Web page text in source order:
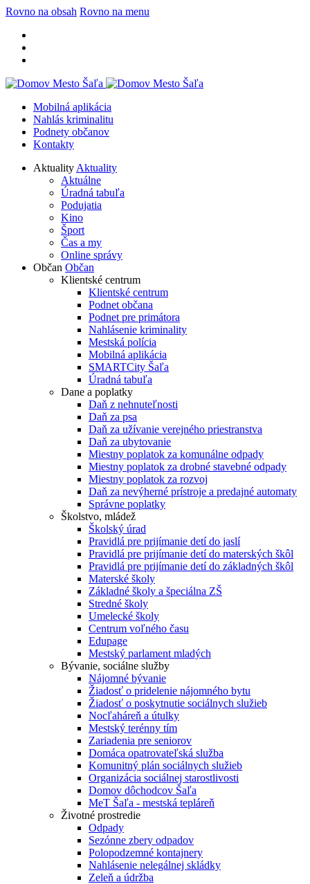
Rovno na obsah Rovno na menu
Mobilná aplikácia
Nahlás kriminalitu
Podnety občanov
Kontakty
Aktuality Aktuality
Aktuálne
Úradná tabuľa
Podujatia
Kino
Šport
Čas a my
Online správy
Občan Občan
Klientské centrum
Klientské centrum
Podnet občana
Podnet pre primátora
Nahlásenie kriminality
Mestská polícia
Mobilná aplikácia
SMARTCity Šaľa
Úradná tabuľa
Dane a poplatky
Daň z nehnuteľnosti
Daň za psa
Daň za užívanie verejného priestranstva
Daň za ubytovanie
Miestny poplatok za komunálne odpady
Miestny poplatok za drobné stavebné odpady
Miestny poplatok za rozvoj
Daň za nevýherné prístroje a predajné automaty
Správne poplatky
Školstvo, mládež
Školský úrad
Pravidlá pre prijímanie detí do jaslí
Pravidlá pre prijímanie detí do materských škôl
Pravidlá pre prijímanie detí do základných škôl
Materské školy
Základné školy a špeciálna ZŠ
Stredné školy
Umelecké školy
Centrum voľného času
Edupage
Mestský parlament mladých
Bývanie, sociálne služby
Nájomné bývanie
Žiadosť o pridelenie nájomného bytu
Žiadosť o poskytnutie sociálnych služieb
Nocľaháreň a útulky
Mestský terénny tím
Zariadenia pre seniorov
Domáca opatrovateľská služba
Komunitný plán sociálnych služieb
Organizácia sociálnej starostlivosti
Domov dôchodcov Šaľa
MeT Šaľa - mestská tepláreň
Životné prostredie
Odpady
Sezónne zbery odpadov
Polopodzemné kontajnery
Nahlásenie nelegálnej skládky
Zeleň a údržba